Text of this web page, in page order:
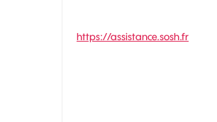
https://assistance.sosh.fr